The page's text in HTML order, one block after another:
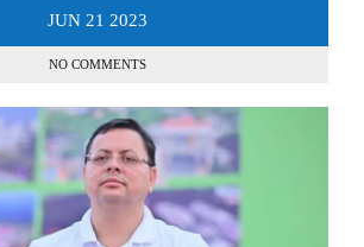
JUN 21 2023
NO COMMENTS